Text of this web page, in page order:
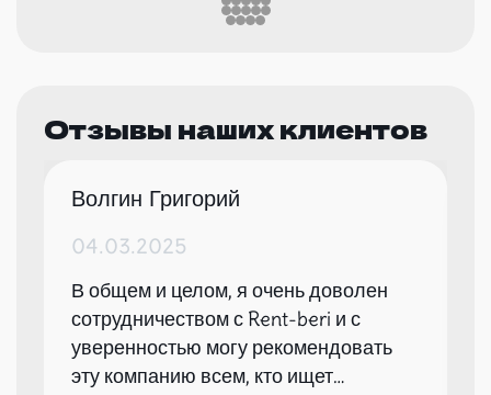
Отзывы наших клиентов
Волгин Григорий
04.03.2025
В общем и целом, я очень доволен
сотрудничеством с Rent-beri и с
уверенностью могу рекомендовать
эту компанию всем, кто ищет